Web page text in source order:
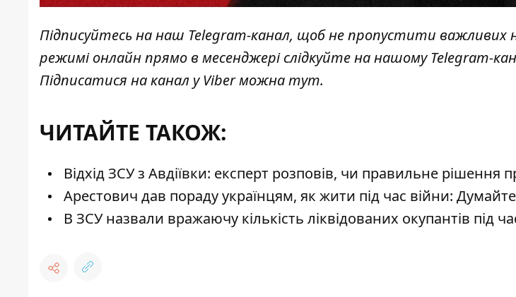
Підписуйтесь на наш Telegram-канал, щоб не пропустити важливих
режимі онлайн прямо в месенджері слідкуйте на нашому Telegram-
Підписатися на канал у Viber можнатут.
ЧИТАЙТЕ ТАКОЖ:
Відхід ЗСУ з Авдіївки: експерт розповів, чи правильне рішення
Арестович дав пораду українцям, як жити під час війни:
В ЗСУ назвали вражаючу кількість ліквідованих окупантів під